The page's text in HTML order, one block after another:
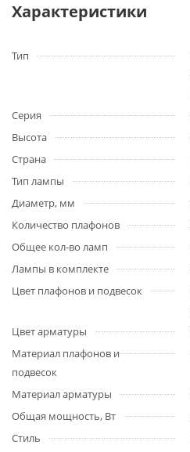
Характеристики
Тип
Серия
Высота
Страна
Тип лампы
Диаметр, мм
Количество плафонов
Общее кол-во ламп
Лампы в комплекте
Цвет плафонов и подвесок
Цвет арматуры
Материал плафонов и
подвесок
Материал арматуры
Общая мощность, Вт
Стиль